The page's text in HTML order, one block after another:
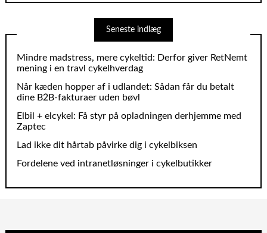
Seneste indlæg
Mindre madstress, mere cykeltid: Derfor giver RetNemt
mening i en travl cykelhverdag
Når kæden hopper af i udlandet: Sådan får du betalt
dine B2B‑fakturaer uden bøvl
Elbil + elcykel: Få styr på opladningen derhjemme med
Zaptec
Lad ikke dit hårtab påvirke dig i cykelbiksen
Fordelene ved intranetløsninger i cykelbutikker